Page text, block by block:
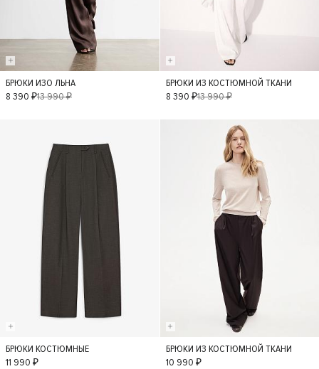
XS S
БРЮКИ ИЗО ЛЬНА
8 390 ₽13 990 ₽ S M
БРЮКИ ИЗ КОСТЮМНОЙ ТКАНИ
8 390 ₽13 990 ₽
XS
БРЮКИ КОСТЮМНЫЕ
11 990 ₽
S
БРЮКИ ИЗ КОСТЮМНОЙ ТКАНИ
10 990 ₽